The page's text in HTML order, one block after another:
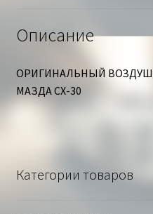
Описание
ОРИГИНАЛЬНЫЙ
МАЗДА СХ-30
Категории товаров